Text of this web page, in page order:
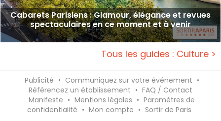
Cabarets Parisiens : Glamour, élégance et revues
spectaculaires en ce moment et à venir
Tous les guides : Culture >
Publicité • Communiquez sur votre événement •
Référencez un établissement • FAQ / Contact
Manifeste • Mentions légales • Paramètres de
confidentialité • Mon compte • Sortir de Paris